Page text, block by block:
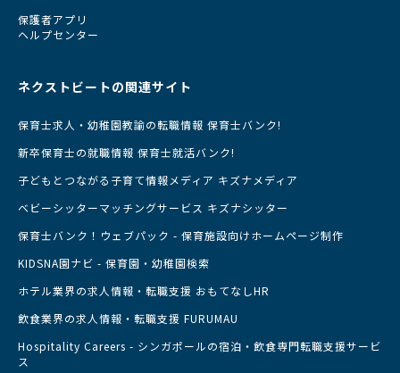
保護者アプリ
ヘルプセンター
ネクストビートの関連サイト
保育士求人・幼稚園教諭の転職情報 保育士バンク!
新卒保育士の就職情報 保育士就活バンク!
子どもとつながる子育て情報メディア キズナメディア
ベビーシッターマッチングサービス キズナシッター
保育士バンク！ウェブパック - 保育施設向けホームページ制作
KIDSNA園ナビ - 保育園・幼稚園検索
ホテル業界の求人情報・転職支援 おもてなしHR
飲食業界の求人情報・転職支援 FURUMAU
Hospitality Careers - シンガポールの宿泊・飲食専門転職支援サービ
ス